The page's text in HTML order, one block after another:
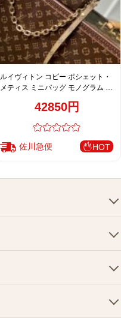
ルイヴィトン コピー ポシェット・
メティス ミニバッグ モノグラム バ
ザイン M4627942850円
佐川急便 HOT